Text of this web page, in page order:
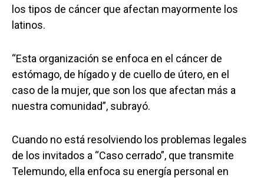
los tipos de cáncer que afectan mayormente los
latinos.
“Esta organización se enfoca en el cáncer de
estómago, de hígado y de cuello de útero, en el
caso de la mujer, que son los que afectan más a
nuestra comunidad”, subrayó.
Cuando no está resolviendo los problemas legales
de los invitados a “Caso cerrado”, que transmite
Telemundo, ella enfoca su energía personal en